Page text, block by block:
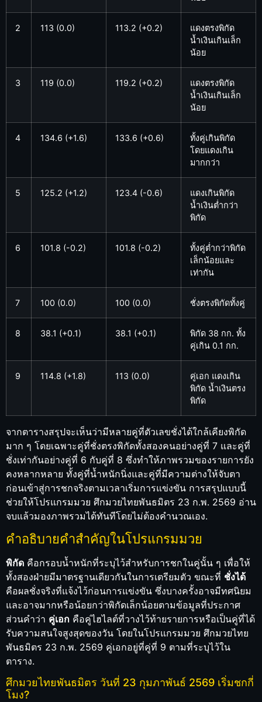
2 113 (0.0) 113.2 (+0.2)
แดงตรงพิกัด
น้ำเงินเกินเล็ก
น้อย
3 119 (0.0) 119.2 (+0.2)
แดงตรงพิกัด
น้ำเงินเกินเล็ก
น้อย
4 134.6 (+1.6) 133.6 (+0.6)
ทั้งคู่เกินพิกัด
โดยแดงเกิน
มากกว่า
5 125.2 (+1.2) 123.4 (-0.6)
แดงเกินพิกัด
น้ำเงินต่ำกว่า
พิกัด
6 101.8 (-0.2) 101.8 (-0.2)
ทั้งคู่ต่ำกว่าพิกัด
เล็กน้อยและ
เท่ากัน
7 100 (0.0) 100 (0.0) ชั่งตรงพิกัดทั้งคู่
8 38.1 (+0.1) 38.1 (+0.1)
พิกัด 38 กก. ทั้ง
คู่เกิน 0.1 กก.
9 114.8 (+1.8) 113 (0.0)
คู่เอก แดงเกิน
พิกัด น้ำเงินตรง
พิกัด
จากตารางสรุปจะเห็นว่ามีหลายคู่ที่ตัวเลขชั่งได้ใกล้เคียงพิกัด
มาก ๆ โดยเฉพาะคู่ที่ชั่งตรงพิกัดทั้งสองคนอย่างคู่ที่ 7 และคู่ที่
ชั่งเท่ากันอย่างคู่ที่ 6 กับคู่ที่ 8 ซึ่งทำให้ภาพรวมของรายการยัง
คงหลากหลาย ทั้งคู่ที่น้ำหนักนิ่งและคู่ที่มีความต่างให้จับตา
ก่อนเข้าสู่การชกจริงตามเวลาเริ่มการแข่งขัน การสรุปแบบนี้
ช่วยให้โปรแกรมมวย ศึกมวยไทยพันธมิตร 23 ก.พ. 2569 อ่าน
จบแล้วมองภาพรวมได้ทันทีโดยไม่ต้องคำนวณเอง.
คำอธิบายคำสำคัญในโปรแกรมมวย
พิกัด คือกรอบน้ำหนักที่ระบุไว้สำหรับการชกในคู่นั้น ๆ เพื่อให้
ทั้งสองฝ่ายมีมาตรฐานเดียวกันในการเตรียมตัว ขณะที่ ชั่งได้
คือผลชั่งจริงที่แจ้งไว้ก่อนการแข่งขัน ซึ่งบางครั้งอาจมีทศนิยม
และอาจมากหรือน้อยกว่าพิกัดเล็กน้อยตามข้อมูลที่ประกาศ
ส่วนคำว่า คู่เอก คือคู่ไฮไลต์ที่วางไว้ท้ายรายการหรือเป็นคู่ที่ได้
รับความสนใจสูงสุดของวัน โดยในโปรแกรมมวย ศึกมวยไทย
พันธมิตร 23 ก.พ. 2569 คู่เอกอยู่ที่คู่ที่ 9 ตามที่ระบุไว้ใน
ตาราง.
ศึกมวยไทยพันธมิตร วันที่ 23 กุมภาพันธ์ 2569 เริ่มชกกี่
โมง?